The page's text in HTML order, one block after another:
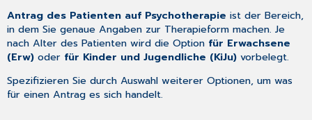
Antrag des Patienten auf Psychotherapie ist der Bereich,
in dem Sie genaue Angaben zur Therapieform machen. Je
nach Alter des Patienten wird die Option für Erwachsene
(Erw) oder für Kinder und Jugendliche (KiJu) vorbelegt.
Spezifizieren Sie durch Auswahl weiterer Optionen, um was
für einen Antrag es sich handelt.